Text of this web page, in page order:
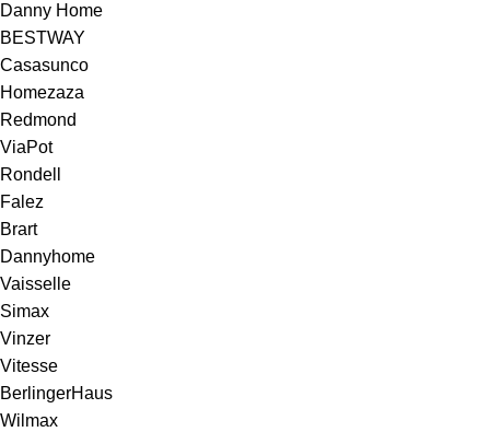
Danny Home
BESTWAY
Casasunco
Homezaza
Redmond
ViaPot
Rondell
Falez
Brart
Dannyhome
Vaisselle
Simax
Vinzer
Vitesse
BerlingerHaus
Wilmax